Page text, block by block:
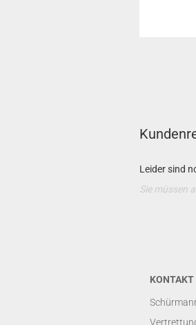
Leider sind
Sie müssen
KONTAKT